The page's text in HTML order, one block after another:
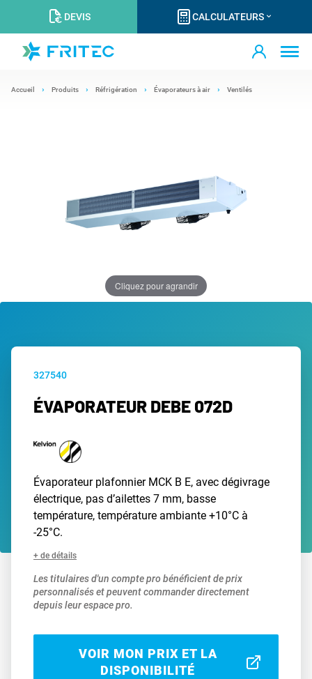
DEVIS CALCULATEURS
Accueil Produits Réfrigération Évaporateurs à air Ventilés
Cliquez pour agrandir
327540
ÉVAPORATEUR DEBE 072D
Évaporateur plafonnier MCK B E, avec dégivrage
électrique, pas d’ailettes 7 mm, basse
température, température ambiante +10°C à
-25°C.
+ de détails
Les titulaires d'un compte pro bénéficient de prix
personnalisés et peuvent commander directement
depuis leur espace pro.
VOIR MON PRIX ET LA
DISPONIBILITÉ